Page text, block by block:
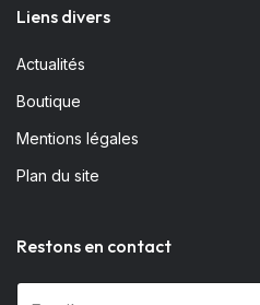
Liens divers
Actualités
Boutique
Mentions légales
Plan du site
Restons en contact